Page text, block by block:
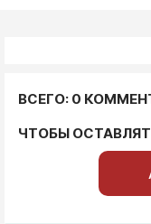
ВСЕГО: 0
ЧТОБЫ